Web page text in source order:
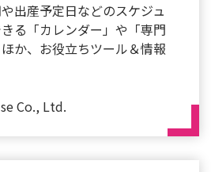
出産予定日などのスケジュ
る「カレンダー」や「専門
か、お役立ちツール＆情報
Co., Ltd.